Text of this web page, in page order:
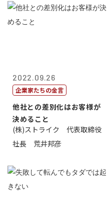
2022.09.26
企業家たちの金言
他社との差別化はお客様が
決めること
(株)ストライク 代表取締役
社長 荒井邦彦